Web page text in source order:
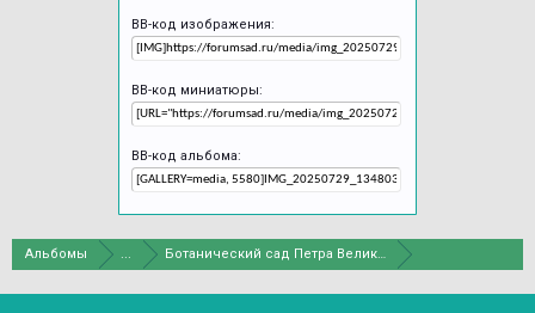
BB-код изображения:
BB-код миниатюры:
BB-код альбома:
Альбомы ... Ботанический сад Петра Великого в С.-Петербурге